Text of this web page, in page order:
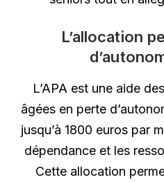
L’allocation
L’APA est une aide
âgées en perte
jusqu’à 1800 euros par
dépendance et les
Cette allocation